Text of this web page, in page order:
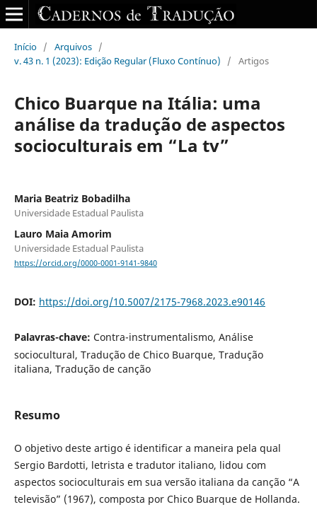
Início / Arquivos /
v. 43 n. 1 (2023): Edição Regular (Fluxo Contínuo)
/ Artigos
Chico Buarque na Itália: uma
análise da tradução de aspectos
socioculturais em “La tv”
Maria Beatriz Bobadilha
Universidade Estadual Paulista
Lauro Maia Amorim
Universidade Estadual Paulista
https://orcid.org/0000-0001-9141-9840
DOI: https://doi.org/10.5007/2175-7968.2023.e90146
Palavras-chave: Contra-instrumentalismo, Análise
sociocultural, Tradução de Chico Buarque, Tradução
italiana, Tradução de canção
Resumo
O objetivo deste artigo é identificar a maneira pela qual
Sergio Bardotti, letrista e tradutor italiano, lidou com
aspectos socioculturais em sua versão italiana da canção “A
televisão” (1967), composta por Chico Buarque de Hollanda.